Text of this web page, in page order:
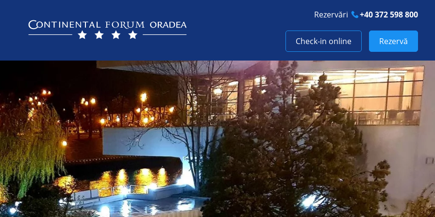
Rezervări +40 372 598 800
Check-in online Rezervă